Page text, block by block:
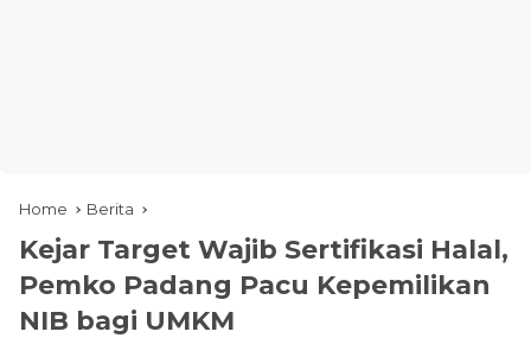
Home Berita
Kejar Target Wajib Sertifikasi Halal,
Pemko Padang Pacu Kepemilikan
NIB bagi UMKM